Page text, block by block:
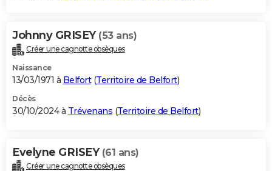
Johnny GRISEY (53 ans)
Créer une cagnotte obsèques
Naissance
13/03/1971 à Belfort(Territoire de Belfort)
Décès
30/10/2024 à Trévenans (Territoire de Belfort)
Evelyne GRISEY (61 ans)
Créer une cagnotte obsèques